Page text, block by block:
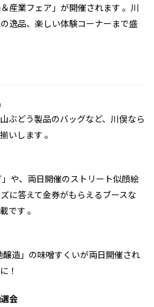
産業フェア」が開催されます 。川
逸品、楽しい体験コーナーまで盛
ぶどう製品のバッグなど、川俣なら
いします 。
や、両日開催のストリート似顔絵
に答えて金券がもらえるブースな
です 。
造」の味噌すくいが両日開催され
！
会